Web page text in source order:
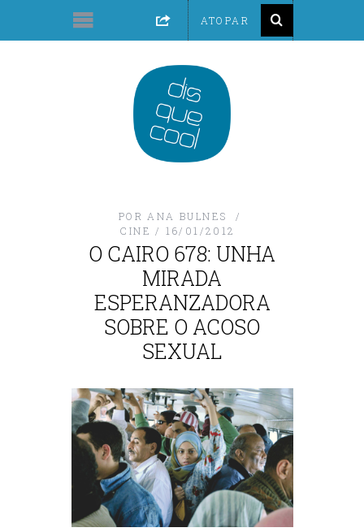
POR ANA BULNES
CINE
16/01/2012
O CAIRO 678: UNHA
MIRADA
ESPERANZADORA
SOBRE O ACOSO
SEXUAL